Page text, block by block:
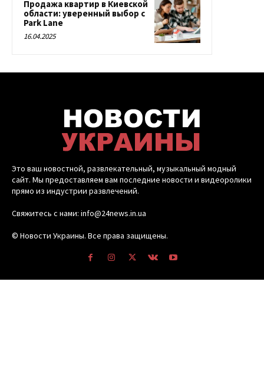
Продажа квартир в Киевской
области: уверенный выбор с
Park Lane
16.04.2025
Это ваш новостной, развлекательный, музыкальный модный
сайт. Мы предоставляем вам последние новости и видеоролики
прямо из индустрии развлечений.
Свяжитесь с нами: info@24news.in.ua
© Новости Украины. Все права защищены.